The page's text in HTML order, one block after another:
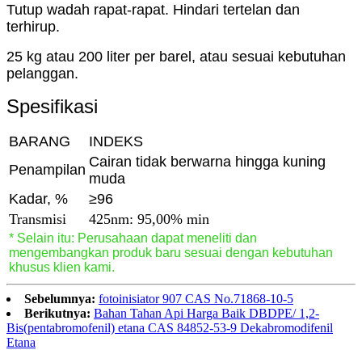
Tutup wadah rapat-rapat. Hindari tertelan dan
terhirup.
25 kg atau 200 liter per barel, atau sesuai kebutuhan
pelanggan.
Spesifikasi
BARANG
INDEKS
Penampilan Cairan tidak berwarna hingga kuning
muda
Kadar, %
≥96
Transmisi
425nm: 95,00% min
* Selain itu: Perusahaan dapat meneliti dan
mengembangkan produk baru sesuai dengan kebutuhan
khusus klien kami.
Sebelumnya: fotoinisiator 907 CAS No.71868-10-5
Berikutnya: Bahan Tahan Api Harga Baik DBDPE/ 1,2-
Bis(pentabromofenil) etana CAS 84852-53-9 Dekabromodifenil
Etana